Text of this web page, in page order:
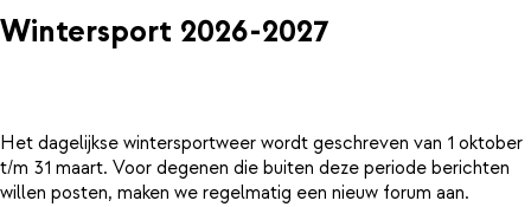
Wintersport 2026-2027
Het dagelijkse wintersportweer wordt geschreven van 1 oktober
t/m 31 maart. Voor degenen die buiten deze periode berichten
willen posten, maken we regelmatig een nieuw forum aan.